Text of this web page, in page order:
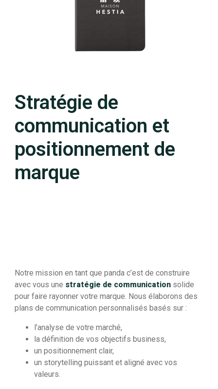
Stratégie de
communication et
positionnement de
marque
Notre mission en tant que panda c’est de construire
avec vous une stratégie de communication solide
pour faire rayonner votre marque. Nous élaborons des
plans de communication personnalisés basés sur :
l’analyse de votre marché,
la définition de vos objectifs business,
un positionnement clair,
un storytelling puissant et aligné avec vos
valeurs.